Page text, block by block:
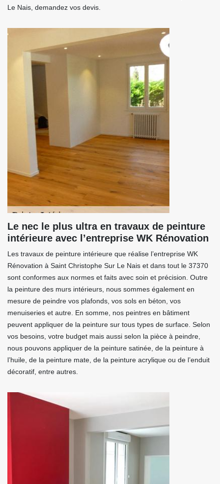
Le Nais, demandez vos devis.
Le nec le plus ultra en travaux de peinture
intérieure avec l’entreprise WK Rénovation
Les travaux de peinture intérieure que réalise l’entreprise WK
Rénovation à Saint Christophe Sur Le Nais et dans tout le 37370
sont conformes aux normes et faits avec soin et précision. Outre
la peinture des murs intérieurs, nous sommes également en
mesure de peindre vos plafonds, vos sols en béton, vos
menuiseries et autre. En somme, nos peintres en bâtiment
peuvent appliquer de la peinture sur tous types de surface. Selon
vos besoins, votre budget mais aussi selon la pièce à peindre,
nous pouvons appliquer de la peinture satinée, de la peinture à
l’huile, de la peinture mate, de la peinture acrylique ou de l’enduit
décoratif, entre autres.